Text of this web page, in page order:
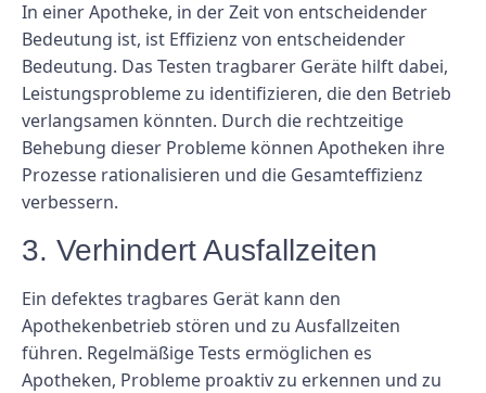
In einer Apotheke, in der Zeit von entscheidender
Bedeutung ist, ist Effizienz von entscheidender
Bedeutung. Das Testen tragbarer Geräte hilft dabei,
Leistungsprobleme zu identifizieren, die den Betrieb
verlangsamen könnten. Durch die rechtzeitige
Behebung dieser Probleme können Apotheken ihre
Prozesse rationalisieren und die Gesamteffizienz
verbessern.
3. Verhindert Ausfallzeiten
Ein defektes tragbares Gerät kann den
Apothekenbetrieb stören und zu Ausfallzeiten
führen. Regelmäßige Tests ermöglichen es
Apotheken, Probleme proaktiv zu erkennen und zu